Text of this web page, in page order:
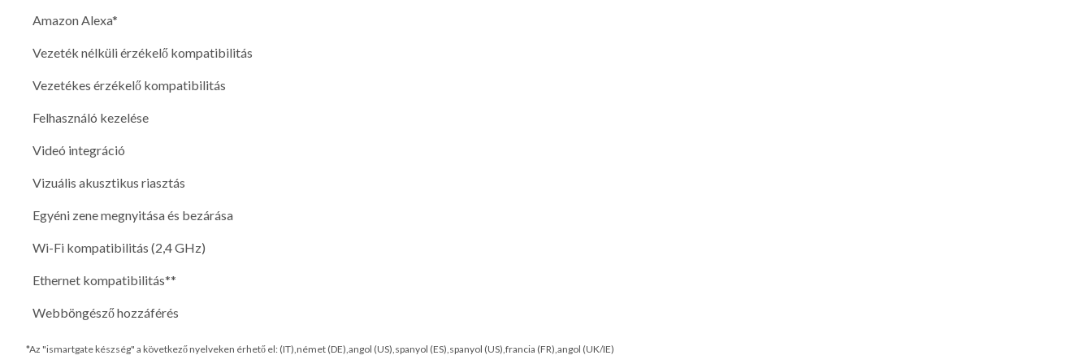
Amazon Alexa*
Vezeték nélküli érzékelő kompatibilitás
Vezetékes érzékelő kompatibilitás
Felhasználó kezelése
Videó integráció
Vizuális akusztikus riasztás
Egyéni zene megnyitása és bezárása
Wi-Fi kompatibilitás (2,4 GHz)
Ethernet kompatibilitás**
Webböngésző hozzáférés
*Az "ismartgate készség" a következő nyelveken érhető el: (IT),német (DE),angol (US),spanyol (ES),spanyol (US),francia (FR),angol (UK/IE)